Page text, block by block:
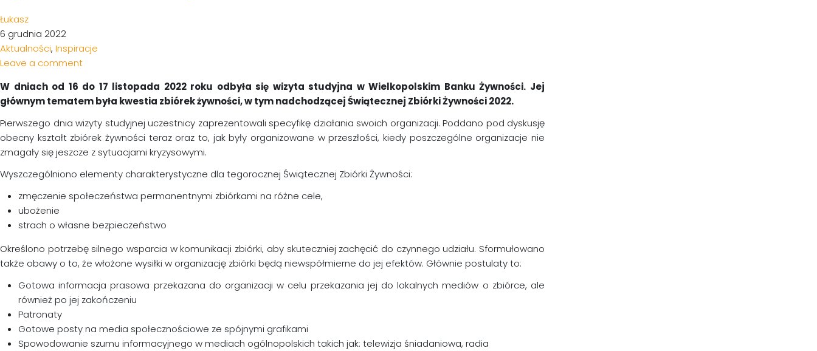
Łukasz
6 grudnia 2022
Aktualności, Inspiracje
Leave a comment
W dniach od 16 do 17 listopada 2022 roku odbyła się wizyta studyjna w Wielkopolskim Banku Żywności. Jej
głównym tematem była kwestia zbiórek żywności, w tym nadchodzącej Świątecznej Zbiórki Żywności 2022.
Pierwszego dnia wizyty studyjnej uczestnicy zaprezentowali specyfikę działania swoich organizacji. Poddano pod dyskusję
obecny kształt zbiórek żywności teraz oraz to, jak były organizowane w przeszłości, kiedy poszczególne organizacje nie
zmagały się jeszcze z sytuacjami kryzysowymi.
Wyszczególniono elementy charakterystyczne dla tegorocznej Świątecznej Zbiórki Żywności:
zmęczenie społeczeństwa permanentnymi zbiórkami na różne cele,
ubożenie
strach o własne bezpieczeństwo
Określono potrzebę silnego wsparcia w komunikacji zbiórki, aby skuteczniej zachęcić do czynnego udziału. Sformułowano
także obawy o to, że włożone wysiłki w organizację zbiórki będą niewspółmierne do jej efektów. Głównie postulaty to:
Gotowa informacja prasowa przekazana do organizacji w celu przekazania jej do lokalnych mediów o zbiórce, ale
również po jej zakończeniu
Patronaty
Gotowe posty na media społecznościowe ze spójnymi grafikami
Spowodowanie szumu informacyjnego w mediach ogólnopolskich takich jak: telewizja śniadaniowa, radia